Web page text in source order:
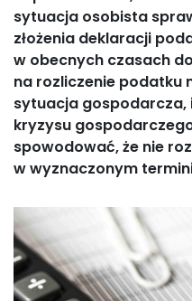
sytuacja osobista
złożenia deklaracji
w obecnych czasach
na rozliczenie podatku
sytuacja gospodarcza,
kryzysu
spowodować, że nie
w wyznaczonym